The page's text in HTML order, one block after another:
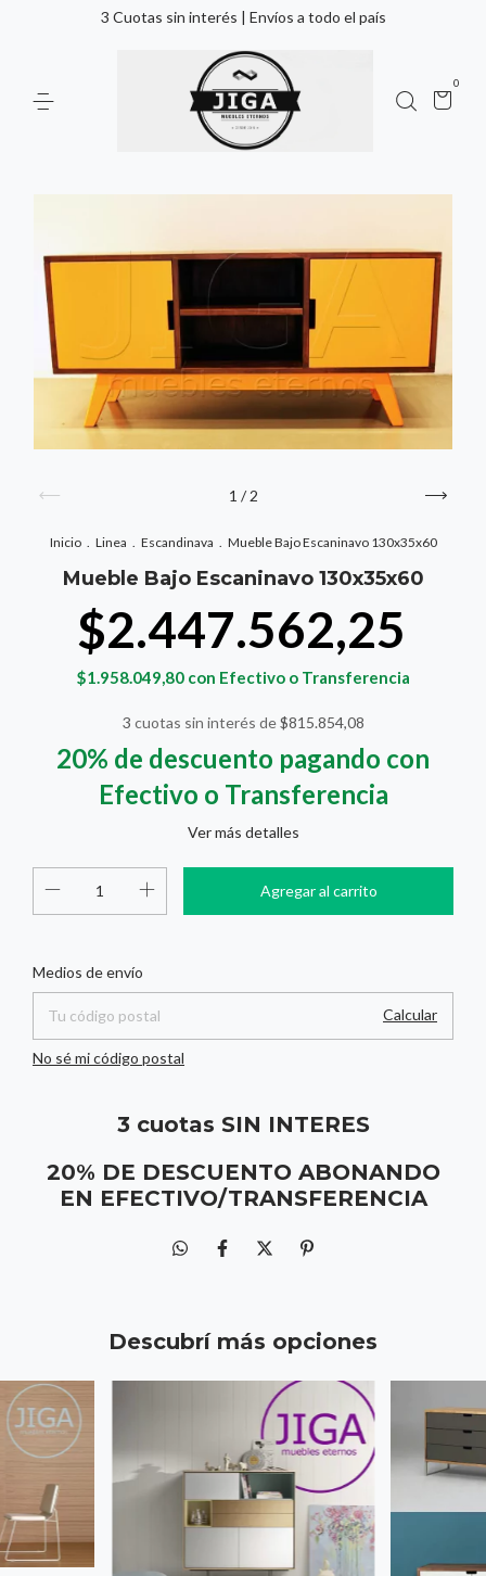
3 Cuotas sin interés | Envíos a todo el país
0
1 /2
Inicio Linea Escandinava Mueble Bajo Escaninavo 130x35x60
Mueble Bajo Escaninavo 130x35x60
$2.447.562,25
$1.958.049,80 con Efectivo o Transferencia
3 cuotas sin interés de$815.854,08
20% de descuento pagando con
Efectivo o Transferencia
Ver más detalles
Entregas para el CP:
Medios de envío
Calcular
No sé mi código postal
3 cuotas SIN INTERES
20% DE DESCUENTO ABONANDO
EN EFECTIVO/TRANSFERENCIA
Descubrí más opciones